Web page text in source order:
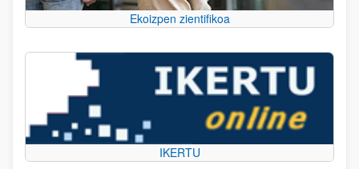
Ekoizpen zientifikoa
IKERTU